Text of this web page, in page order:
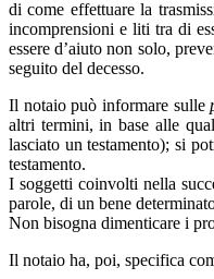
di come effettuare la
incomprensioni e liti tra di
essere d’aiuto non solo,
seguito del decesso.
Il notaio può informare sulle
altri termini, in base alle
lasciato un testamento); si
testamento.
I soggetti coinvolti nella
parole, di un bene
Non bisogna dimenticare i
Il notaio ha, poi, specifica